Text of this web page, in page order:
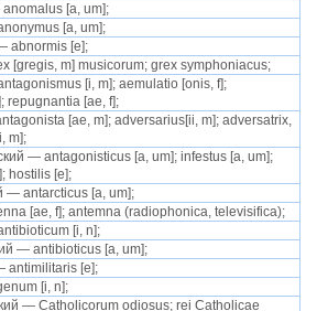
[a, um];
[a, um];
abnormis [e];
[gregis, m] musicorum; grex symphoniacus;
[i, m]; aemulatio [onis, f];
repugnantia [ae, f];
[ae, m]; adversarius[ii, m]; adversatrix,
m];
— antagonisticus [a, um]; infestus [a, um];
hostilis [e];
— antarcticus [a, um];
[ae, f]; antemna (radiophonica, televisifica);
[i, n];
— antibioticus [a, um];
antimilitaris [e];
[i, n];
— Catholicorum odiosus; rei Catholicae